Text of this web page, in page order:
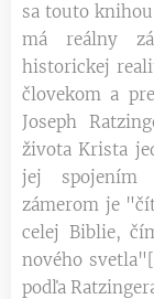
sa touto
má reálny
historickej
človekom a
Joseph
života Krista
jej spojením
zámerom je
celej Biblie,
nového
podľa